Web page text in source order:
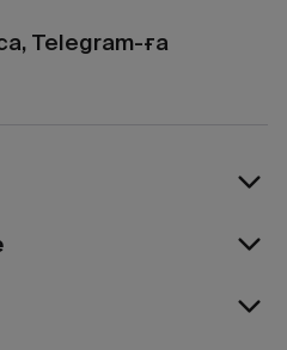
Telegram-ға